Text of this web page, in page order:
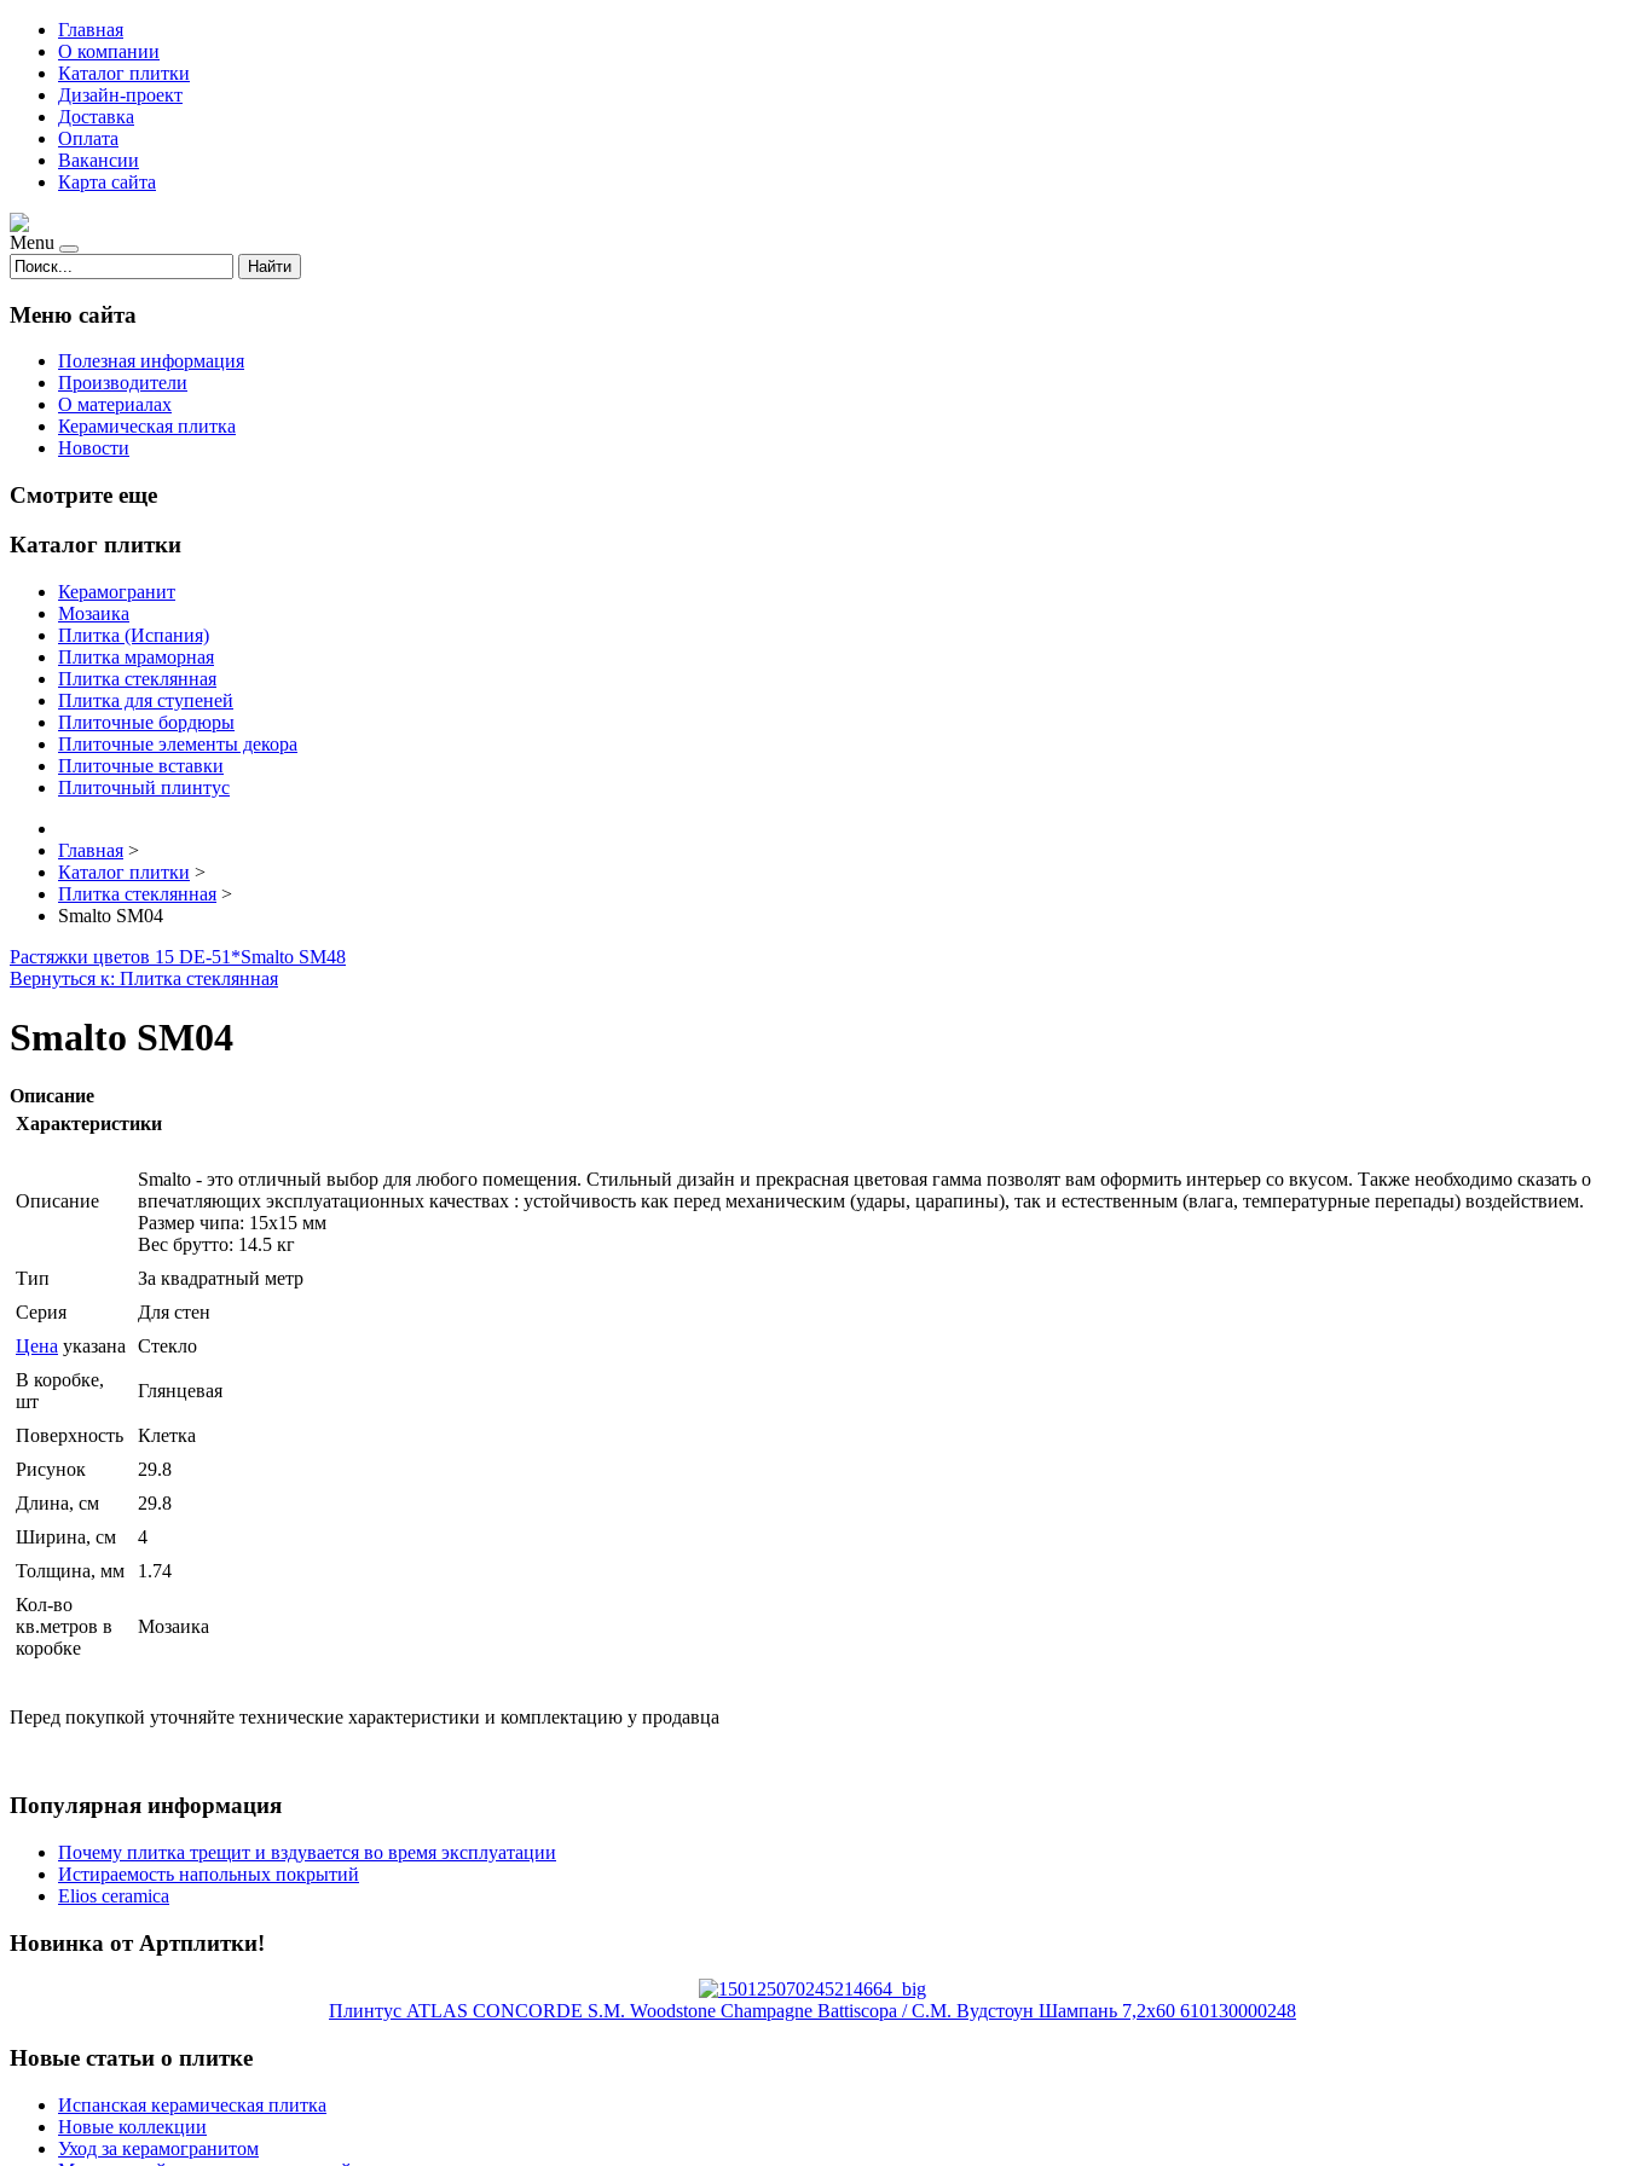
Главная
О компании
Каталог плитки
Дизайн-проект
Доставка
Оплата
Вакансии
Карта сайта
Menu
Найти
Меню сайта
Полезная информация
Производители
О материалах
Керамическая плитка
Новости
Смотрите еще
Каталог плитки
Керамогранит
Мозаика
Плитка (Испания)
Плитка мраморная
Плитка стеклянная
Плитка для ступеней
Плиточные бордюры
Плиточные элементы декора
Плиточные вставки
Плиточный плинтус
Главная >
Каталог плитки >
Плитка стеклянная >
Smalto SM04
Растяжки цветов 15 DE-51*Smalto SM48
Вернуться к: Плитка стеклянная
Smalto SM04
Описание
Характеристики
Описание
Smalto - это отличный выбор для любого помещения. Стильный дизайн и прекрасная цветовая гамма позволят вам оформить интерьер со вкусом. Также необходимо сказать о
впечатляющих эксплуатационных качествах : устойчивость как перед механическим (удары, царапины), так и естественным (влага, температурные перепады) воздействием.
Размер чипа: 15x15 мм
Вес брутто: 14.5 кг
Тип
За квадратный метр
Серия
Для стен
Цена указана Стекло
В коробке,
шт
Глянцевая
Поверхность
Клетка
Рисунок
29.8
Длина, см
29.8
Ширина, см
4
Толщина, мм
1.74
Кол-во
кв.метров в
коробке
Мозаика
Перед покупкой уточняйте технические характеристики и комплектацию у продавца
Популярная информация
Почему плитка трещит и вздувается во время эксплуатации
Истираемость напольных покрытий
Elios ceramica
Новинка от Артплитки!
Плинтус ATLAS CONCORDE S.M. Woodstone Champagne Battiscopa / С.М. Вудстоун Шампань 7,2x60 610130000248
Новые статьи о плитке
Испанская керамическая плитка
Новые коллекции
Уход за керамогранитом